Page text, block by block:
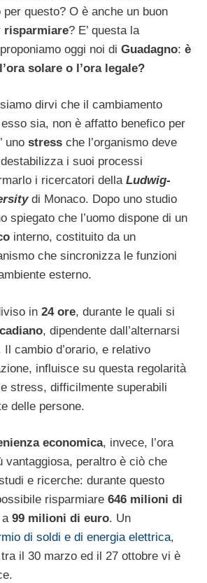
per questo? O è anche un buon
risparmiare? E’ questa la
oggi noi di Guadagno: è
solare o l’ora legale?
dirvi che il cambiamento
sia, non è affatto benefico per
uno stress che l’organismo deve
i suoi processi
i ricercatori della Ludwig-
di Monaco. Dopo uno studio
spiegato che l’uomo dispone di un
interno, costituito da un
che sincronizza le funzioni
esterno.
in 24 ore, durante le quali si
, dipendente dall’alternarsi
cambio d’orario, e relativo
influisce su questa regolarità
e stress, difficilmente superabili
delle persone.
economica, invece, l’ora
vantaggiosa, peraltro è ciò che
e ricerche: durante questo
risparmiare 646 milioni di
a 99 milioni di euro. Un
di soldi e di energia elettrica,
il 30 marzo ed il 27 ottobre vi è